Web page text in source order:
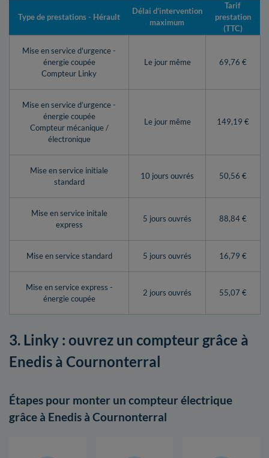
Type de prestations - Hérault
Délai d’intervention
maximum
Tarif
prestation
(TTC)
Mise en service d'urgence -
énergie coupée
Compteur Linky
Le jour même 69,76 €
Mise en service d’urgence -
énergie coupée
Compteur mécanique /
électronique
Le jour même 149,19 €
Mise en service initiale
standard
10 jours ouvrés 50,56 €
Mise en service initale
express
5 jours ouvrés 88,84 €
Mise en service standard 5 jours ouvrés 16,79 €
Mise en service express -
énergie coupée
2 jours ouvrés 55,07 €
3. Linky : ouvrez un compteur grâce à
Enedis à Cournonterral
Étapes pour monter un compteur électrique
grâce à Enedis à Cournonterral